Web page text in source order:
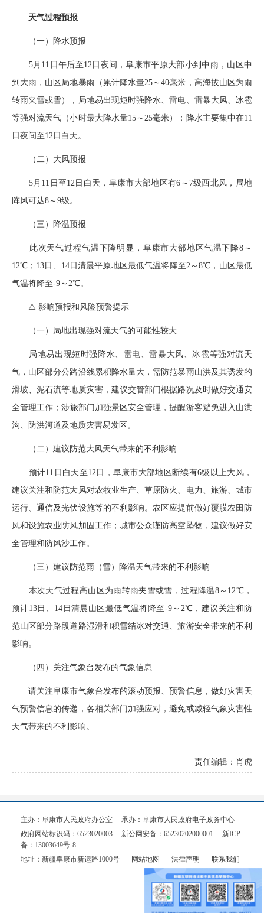
天气过程预报
（一）降水预报
5月11日午后至12日夜间，阜康市平原大部小到中雨，山区中
到大雨，山区局地暴雨（累计降水量25～40毫米，高海拔山区为雨
转雨夹雪或雪），局地易出现短时强降水、雷电、雷暴大风、冰雹
等强对流天气（小时最大降水量15～25毫米）；降水主要集中在11
日夜间至12日白天。
（二）大风预报
5月11日至12日白天，阜康市大部地区有6～7级西北风，局地
阵风可达8～9级。
（三）降温预报
此次天气过程气温下降明显，阜康市大部地区气温下降8～
12℃；13日、14日清晨平原地区最低气温将降至2～8℃，山区最低
气温将降至-9～2℃。
⚠️ 影响预报和风险预警提示
（一）局地出现强对流天气的可能性较大
局地易出现短时强降水、雷电、雷暴大风、冰雹等强对流天
气，山区部分公路沿线累积降水量大，需防范暴雨山洪及其诱发的
滑坡、泥石流等地质灾害，建议交管部门根据路况及时做好交通安
全管理工作；涉旅部门加强景区安全管理，提醒游客避免进入山洪
沟、防洪河道及地质灾害易发区。
（二）建议防范大风天气带来的不利影响
预计11日白天至12日，阜康市大部地区断续有6级以上大风，
建议关注和防范大风对农牧业生产、草原防火、电力、旅游、城市
运行、通信及光伏设施等的不利影响。农区应提前做好覆膜农田防
风和设施农业防风加固工作；城市公众谨防高空坠物，建议做好安
全管理和防风沙工作。
（三）建议防范雨（雪）降温天气带来的不利影响
本次天气过程高山区为雨转雨夹雪或雪，过程降温8～12℃，
预计13日、14日清晨山区最低气温将降至-9～2℃，建议关注和防
范山区部分路段道路湿滑和积雪结冰对交通、旅游安全带来的不利
影响。
（四）关注气象台发布的气象信息
请关注阜康市气象台发布的滚动预报、预警信息，做好灾害天
气预警信息的传递，各相关部门加强应对，避免或减轻气象灾害性
天气带来的不利影响。
责任编辑：肖虎
主办：阜康市人民政府办公室
承办：阜康市人民政府电子政务中心
政府网站标识码：6523020003
新公网安备：65230202000001
新ICP
备：13003649号-8
地址：新疆阜康市新运路1000号
网站地图 法律声明 联系我们